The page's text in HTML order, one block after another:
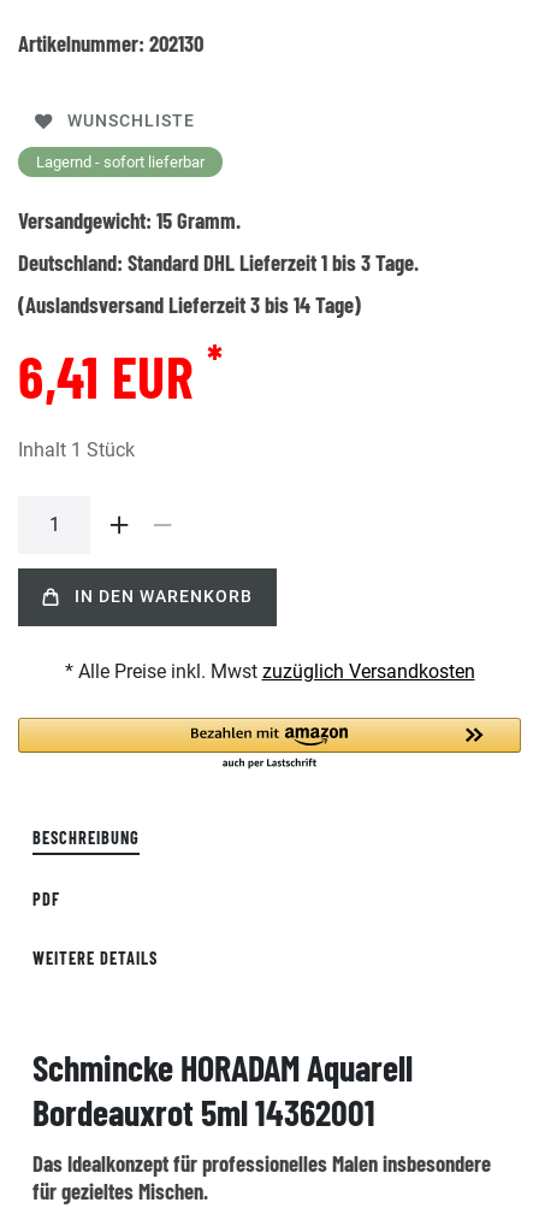
Artikelnummer: 202130
WUNSCHLISTE
Lagernd - sofort lieferbar
Versandgewicht: 15Gramm.
Deutschland: Standard DHL Lieferzeit 1 bis 3 Tage.
(Auslandsversand Lieferzeit 3 bis 14 Tage)
6,41 EUR *
Inhalt 1 Stück
IN DEN WARENKORB
* Alle Preise inkl. Mwst zuzüglich Versandkosten
BESCHREIBUNG
PDF
WEITERE DETAILS
Schmincke HORADAM Aquarell
Bordeauxrot 5ml 14362001
Das Idealkonzept für professionelles Malen insbesondere
für gezieltes Mischen.